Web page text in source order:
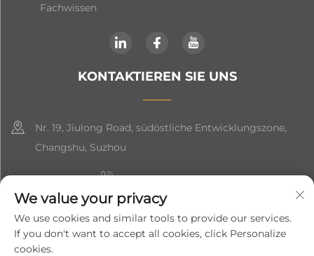
Fachwissen
KONTAKTIEREN SIE UNS
Nr. 19, Jiulong Road, südöstliche Entwicklungszone,
Changshu, Suzhou
+86-19906239903
[email protected]
+86-13852981437
We value your privacy
We use cookies and similar tools to provide our services.
If you don't want to accept all cookies, click Personalize
cookies.